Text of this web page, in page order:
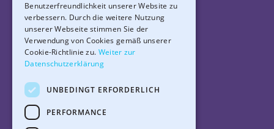
Zahlungsarten
Alle Preise inkl. gesetzlichen USt.​
Benutzerfreundlichkeit unserer Website zu
verbessern. Durch die weitere Nutzung
unserer Webseite stimmen Sie der
Verwendung von Cookies gemäß unserer
Cookie-Richtlinie zu. Weiter zur
Datenschutzerklärung
UNBEDINGT ERFORDERLICH
PERFORMANCE